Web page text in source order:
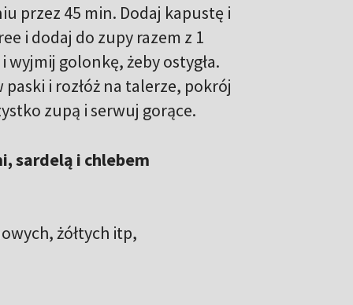
przez 45 min. Dodaj kapustę i
i dodaj do zupy razem z 1
golonkę, żeby ostygła.
i rozłóż na talerze, pokrój
zupą i serwuj gorące.
sardelą i chlebem
żółtych itp,